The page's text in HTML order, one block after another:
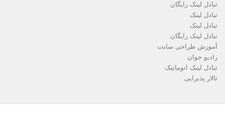
تبادل لینک رایگان
تبادل لینک
تبادل لینک
تبادل لینک رایگان
آموزش طراحی سایت
رادیو جوان
تبادل لینک اتوماتیک
تالار پذیرایی